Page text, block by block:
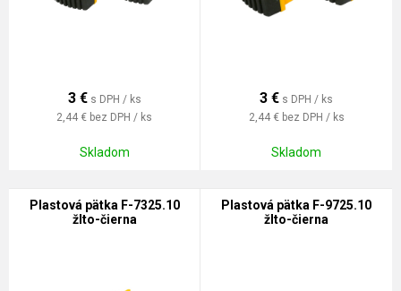
3 € s DPH / ks
2,44 € bez DPH / ks
Skladom
3 € s DPH / ks
2,44 € bez DPH / ks
Skladom
Plastová pätka F-7325.10
žlto-čierna
Plastová pätka F-9725.10
žlto-čierna